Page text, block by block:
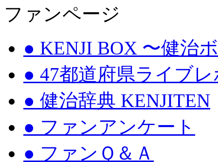
ファンページ
● KENJI BOX 〜健治
● 47都道府県ライブ
● 健治辞典 KENJITEN
● ファンアンケート
● ファンＱ＆Ａ